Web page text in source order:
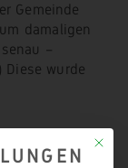
Gemeinde
damaligen
–
Diese wurde
Mit